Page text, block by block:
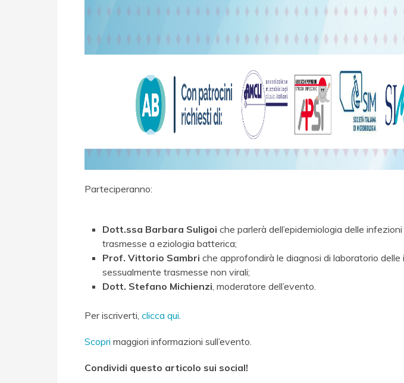
Parteciperanno:
Dott.ssa Barbara Suligoi che parlerà dell’epidemiologia delle
trasmesse a eziologia batterica;
Prof. Vittorio Sambri che approfondirà le diagnosi di laboratorio delle
sessualmente trasmesse non virali;
Dott. Stefano Michienzi, moderatore dell’evento.
Per iscriverti, clicca qui.
Scopri maggiori informazioni sull’evento.
Condividi questo articolo sui social!